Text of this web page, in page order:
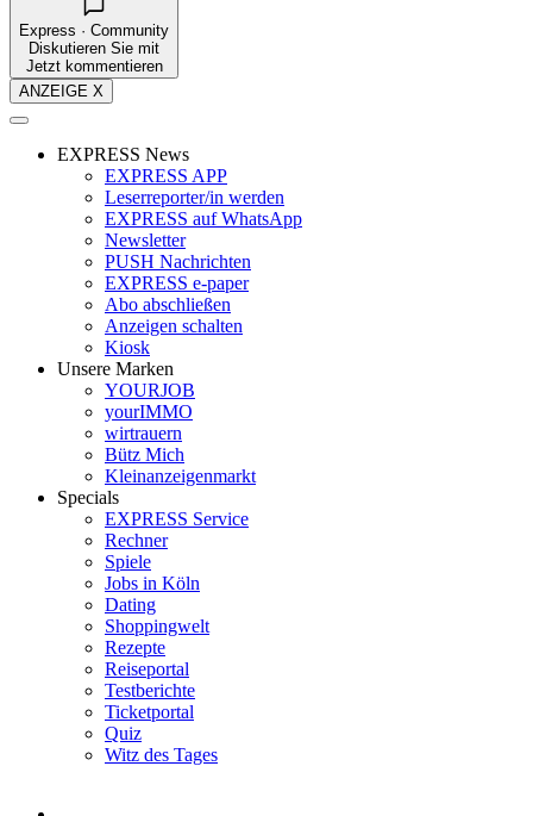
Express · Community
Diskutieren Sie mit
Jetzt kommentieren
ANZEIGE X
EXPRESS News
EXPRESS APP
Leserreporter/in werden
EXPRESS auf WhatsApp
Newsletter
PUSH Nachrichten
EXPRESS e-paper
Abo abschließen
Anzeigen schalten
Kiosk
Unsere Marken
YOURJOB
yourIMMO
wirtrauern
Bütz Mich
Kleinanzeigenmarkt
Specials
EXPRESS Service
Rechner
Spiele
Jobs in Köln
Dating
Shoppingwelt
Rezepte
Reiseportal
Testberichte
Ticketportal
Quiz
Witz des Tages